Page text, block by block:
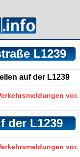
L1239
auf der L1239
vor.
der L1239
vor.